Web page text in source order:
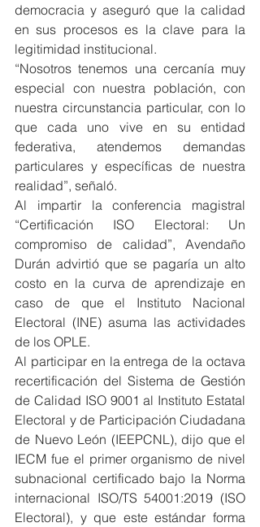
democracia y aseguró que la calidad
en sus procesos es la clave para la
legitimidad institucional.
“Nosotros tenemos una cercanía muy
especial con nuestra población, con
nuestra circunstancia particular, con lo
que cada uno vive en su entidad
federativa, atendemos demandas
particulares y específicas de nuestra
realidad”, señaló.
Al impartir la conferencia magistral
“Certificación ISO Electoral: Un
compromiso de calidad”, Avendaño
Durán advirtió que se pagaría un alto
costo en la curva de aprendizaje en
caso de que el Instituto Nacional
Electoral (INE) asuma las actividades
de los OPLE.
Al participar en la entrega de la octava
recertificación del Sistema de Gestión
de Calidad ISO 9001 al Instituto Estatal
Electoral y de Participación Ciudadana
de Nuevo León (IEEPCNL), dijo que el
IECM fue el primer organismo de nivel
subnacional certificado bajo la Norma
internacional ISO/TS 54001:2019 (ISO
Electoral), y que este estándar forma